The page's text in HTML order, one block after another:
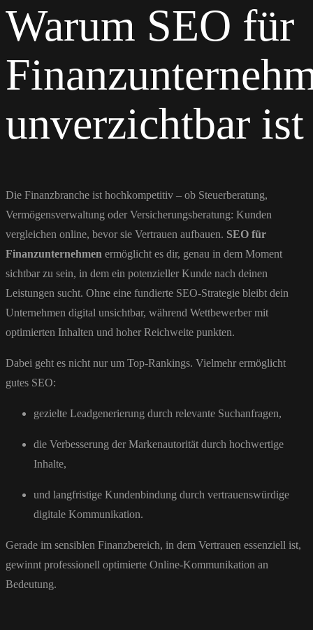
Warum SEO für
unverzichtbar ist
Die Finanzbranche ist hochkompetitiv – ob Steuerberatung,
Vermögensverwaltung oder Versicherungsberatung: Kunden
vergleichen online, bevor sie Vertrauen aufbauen. SEO für
Finanzunternehmen ermöglicht es dir, genau in dem Moment
sichtbar zu sein, in dem ein potenzieller Kunde nach deinen
Leistungen sucht. Ohne eine fundierte SEO-Strategie bleibt dein
Unternehmen digital unsichtbar, während Wettbewerber mit
optimierten Inhalten und hoher Reichweite punkten.
Dabei geht es nicht nur um Top-Rankings. Vielmehr ermöglicht
gutes SEO:
gezielte Leadgenerierung durch relevante Suchanfragen,
die Verbesserung der Markenautorität durch hochwertige
Inhalte,
und langfristige Kundenbindung durch vertrauenswürdige
digitale Kommunikation.
Gerade im sensiblen Finanzbereich, in dem Vertrauen essenziell ist,
gewinnt professionell optimierte Online-Kommunikation an
Bedeutung.